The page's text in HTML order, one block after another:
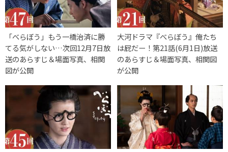
「べらぼう」もう一橋治済に勝
てる気がしない…次回12月7日放
送のあらすじ＆場面写真、相関
図が公開
大河ドラマ『べらぼう』俺たち
は屁だー！第21話(6月1日)放送
のあらすじ＆場面写真、相関図
が公開